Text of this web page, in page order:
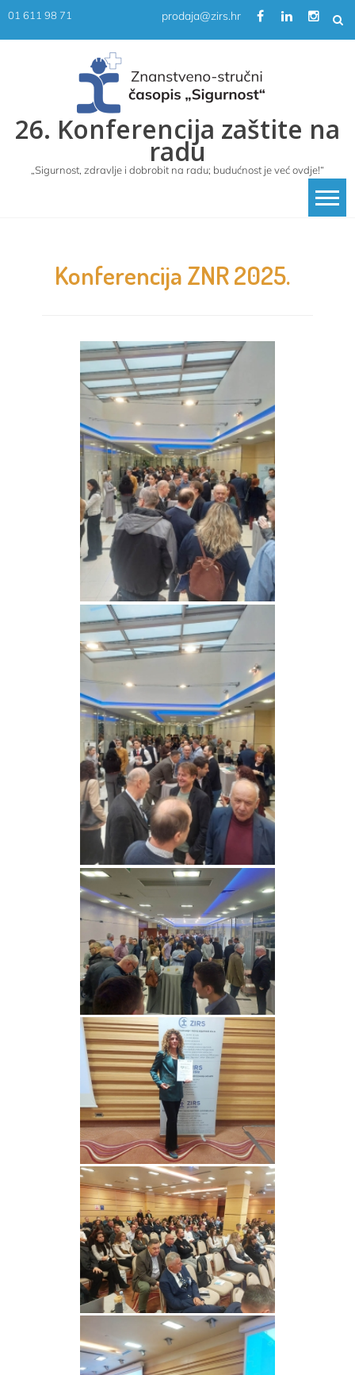
Skip01 611 98 71 prodaja@zirs.hr
26. Konferencija zaštite na
radu
„Sigurnost, zdravlje i dobrobit na radu; budućnost je već ovdje!“
Konferencija ZNR 2025.